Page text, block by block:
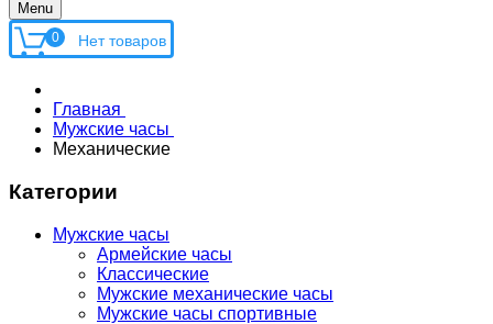
Menu
0
Главная
Мужские часы
Механические
Категории
Мужские часы
Армейские часы
Классические
Мужские механические часы
Мужские часы спортивные